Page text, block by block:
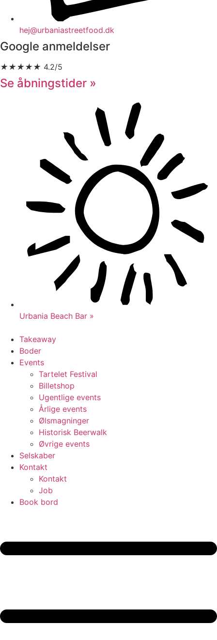
hej@urbaniastreetfood.dk
Google anmeldelser
★★★★★ 4.2/5
Se åbningstider »
Urbania Beach Bar »
Takeaway
Boder
Events
Tartelet Festival
Billetshop
Ugentlige events
Årlige events
Ølsmagninger
Historisk Beerwalk
Øvrige events
Selskaber
Kontakt
Kontakt
Job
Book bord